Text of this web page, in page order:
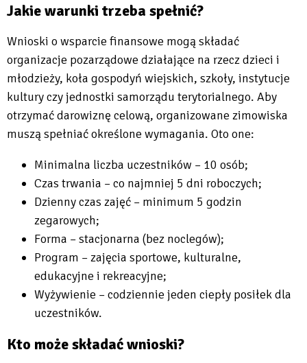
Jakie warunki trzeba spełnić?
Wnioski o wsparcie finansowe mogą składać
organizacje pozarządowe działające na rzecz dzieci i
młodzieży, koła gospodyń wiejskich, szkoły, instytucje
kultury czy jednostki samorządu terytorialnego. Aby
otrzymać darowiznę celową, organizowane zimowiska
muszą spełniać określone wymagania. Oto one:
Minimalna liczba uczestników – 10 osób;
Czas trwania – co najmniej 5 dni roboczych;
Dzienny czas zajęć – minimum 5 godzin
zegarowych;
Forma – stacjonarna (bez noclegów);
Program – zajęcia sportowe, kulturalne,
edukacyjne i rekreacyjne;
Wyżywienie – codziennie jeden ciepły posiłek dla
uczestników.
Kto może składać wnioski?